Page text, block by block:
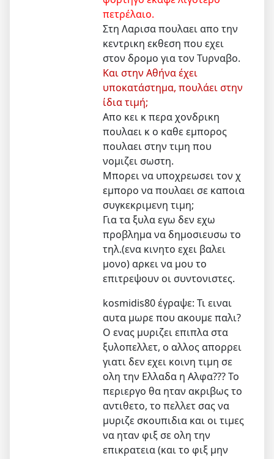
πετρέλαιο.
Στη Λαρισα πουλαει απο την
κεντρικη εκθεση που εχει
στον δρομο για τον Τυρναβο.
Και στην Αθήνα έχει
υποκατάστημα, πουλάει στην
ίδια τιμή;
Απο κει κ περα χονδρικη
πουλαει κ ο καθε εμπορος
πουλαει στην τιμη που
νομιζει σωστη.
Μπορει να υποχρεωσει τον χ
εμπορο να πουλαει σε καποια
συγκεκριμενη τιμη;
Για τα ξυλα εγω δεν εχω
προβλημα να δημοσιευσω το
τηλ.(ενα κινητο εχει βαλει
μονο) αρκει να μου το
επιτρεψουν οι συντονιστες.
kosmidis80 έγραψε: Τι ειναι
αυτα μωρε που ακουμε παλι?
Ο ενας μυριζει επιπλα στα
ξυλοπελλετ, ο αλλος απορρει
γιατι δεν εχει κοινη τιμη σε
ολη την Ελλαδα η Αλφα??? Το
περιεργο θα ηταν ακριβως το
αντιθετο, το πελλετ σας να
μυριζε σκουπιδια και οι τιμες
να ηταν φιξ σε ολη την
επικρατεια (και το φιξ μην